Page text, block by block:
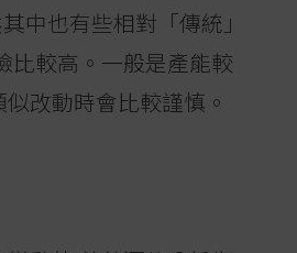
中也有些相對「傳統」
比較高。一般是產能較
改動時會比較謹慎。